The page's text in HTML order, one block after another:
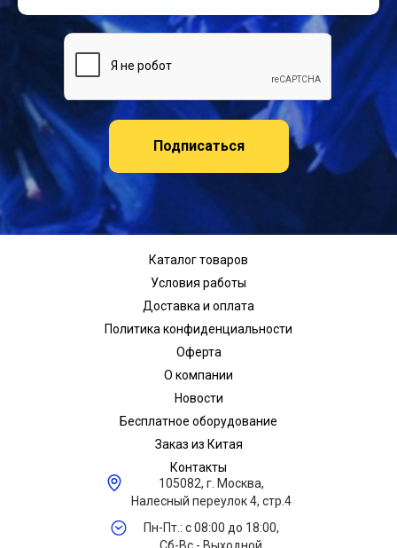
Подписаться
Каталог товаров
Условия работы
Доставка и оплата
Политика конфиденциальности
Оферта
О компании
Новости
Бесплатное оборудование
Заказ из Китая
Контакты
105082, г. Москва,
Налесный переулок 4, стр.4
Пн-Пт.: с 08:00 до 18:00,